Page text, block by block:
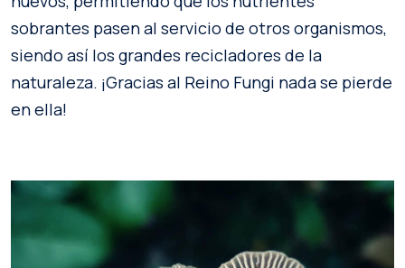
sobrantes pasen al servicio de otros organismos,
siendo así los grandes recicladores de la
naturaleza. ¡Gracias al Reino Fungi nada se pierde
en ella!